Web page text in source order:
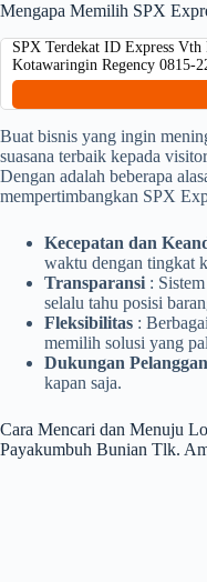
Mengapa Memilih SPX
SPX Terdekat ID Express Vth
Kotawaringin Regency 0815-
Buat bisnis yang ingin
suasana terbaik kepada
Dengan adalah beberapa
mempertimbangkan SPX
Kecepatan dan
waktu dengan tingkat
Transparansi :
selalu tahu posisi
Fleksibilitas :
memilih solusi yang
Dukungan Pelanggan
kapan saja.
Cara Mencari dan Menuju
Payakumbuh Bunian Tlk.